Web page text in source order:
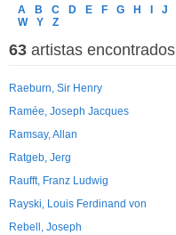
A
B C D E F G H J
W
Y Z
63 artistas encontrados
Raeburn, Sir Henry
Ramée, Joseph Jacques
Ramsay, Allan
Ratgeb, Jerg
Raufft, Franz Ludwig
Rayski, Louis Ferdinand von
Rebell, Joseph